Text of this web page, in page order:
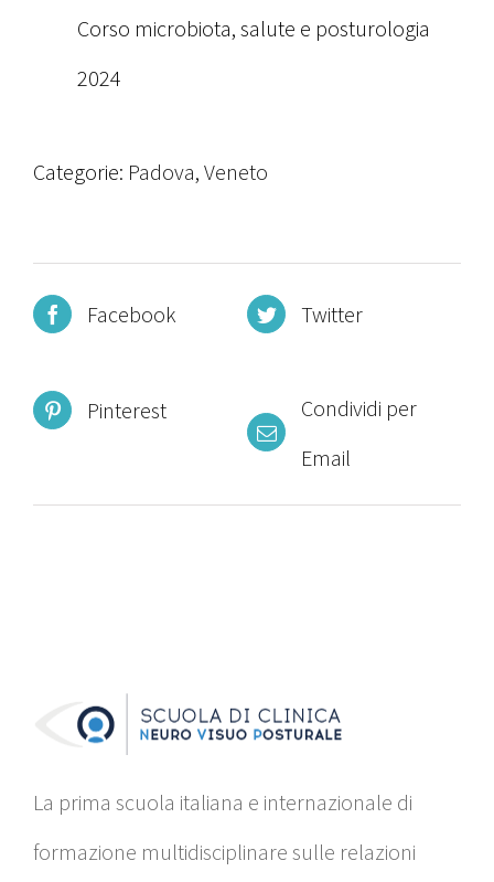
Corso microbiota, salute e posturologia
2024
Categorie: Padova, Veneto
Facebook Twitter
Pinterest
Condividi per
Email
La prima scuola italiana e internazionale di
formazione multidisciplinare sulle relazioni